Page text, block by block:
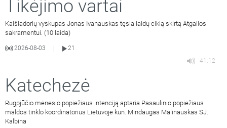
Tikėjimo vartai
Kaišiadorių vyskupas Jonas Ivanauskas tęsia laidų ciklą skirtą Atgailos
sakramentui. (10 laida)
2026-08-03
21
41:12
Katechezė
Rugpjūčio mėnesio popiežiaus intenciją aptaria Pasaulinio popiežiaus
maldos tinklo koordinatorius Lietuvoje kun. Mindaugas Malinauskas SJ.
Kalbina